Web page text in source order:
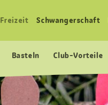
Schwangerschaft
Basteln Club-Vorteile